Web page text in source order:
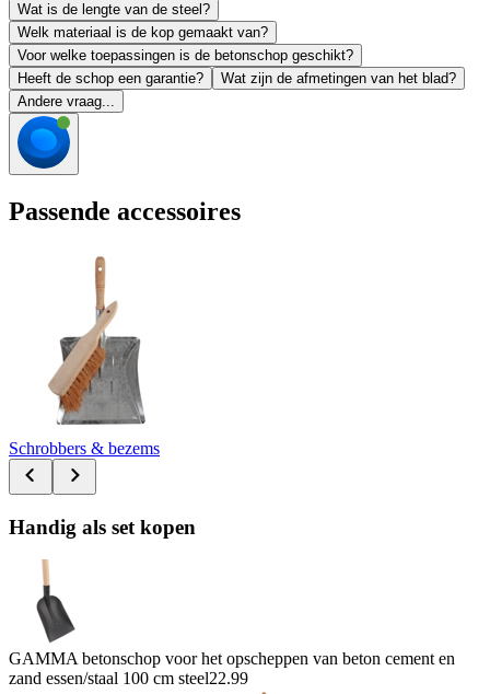
Wat is de lengte van de steel?
Welk materiaal is de kop gemaakt van?
Voor welke toepassingen is de betonschop geschikt?
Heeft de schop een garantie?
Wat zijn de afmetingen van het blad?
Andere vraag...
Passende accessoires
Schrobbers & bezems
Handig als set kopen
GAMMA betonschop voor het opscheppen van beton cement en
zand essen/staal 100 cm steel22.99